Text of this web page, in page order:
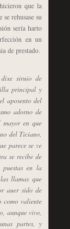
que la
rehusase su
sería harto
en un
de prestado.
siruio de
principal y
aposento del
adorno de
en que
del Ticiano,
parece se ve
se recibe de
en la
llamas que
auer sido de
como valiente
aunque vivo,
partes, y